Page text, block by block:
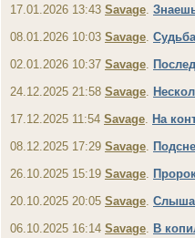
17.01.2026 13:43 Savage.
08.01.2026 10:03 Savage.
02.01.2026 10:37 Savage.
24.12.2025 21:58 Savage.
17.12.2025 11:54 Savage. На
08.12.2025 17:29 Savage.
26.10.2025 15:19 Savage.
20.10.2025 20:05 Savage.
06.10.2025 16:14 Savage. В